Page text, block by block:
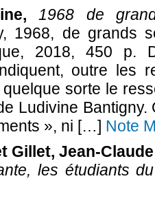
1968 de
1968, de grands
2018, 450 p.
outre les
quelque sorte le
Ludivine
», ni […] Note
Gillet, Jean-
les étudiants